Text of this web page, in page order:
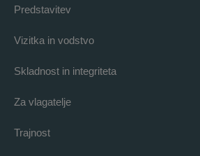
Predstavitev
Vizitka in vodstvo
Skladnost in integriteta
Za vlagatelje
Trajnost